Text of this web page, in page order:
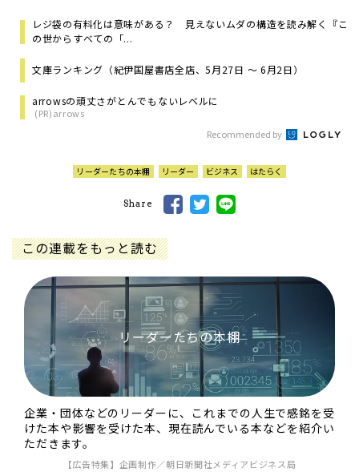
レジ袋の有料化は意味がある？ 見えないムダの構造を読み解く『こ
の世からすべての「...
文庫ランキング（紀伊国屋書店全店、5月27日 ～ 6月2日）
arrowsの頑丈さがとんでもないレベルに
(PR)arrows
Recommended by
リーダーたちの本棚 リーダー ビジネス はたらく
Share
この連載をもっと読む
リーダーたちの本棚
企業・団体などのリーダーに、これまでの人生で感銘を受
けた本や影響を受けた本、現在読んでいる本などを紹介い
ただきます。
【広告特集】企画制作／朝日新聞社メディアビジネス局